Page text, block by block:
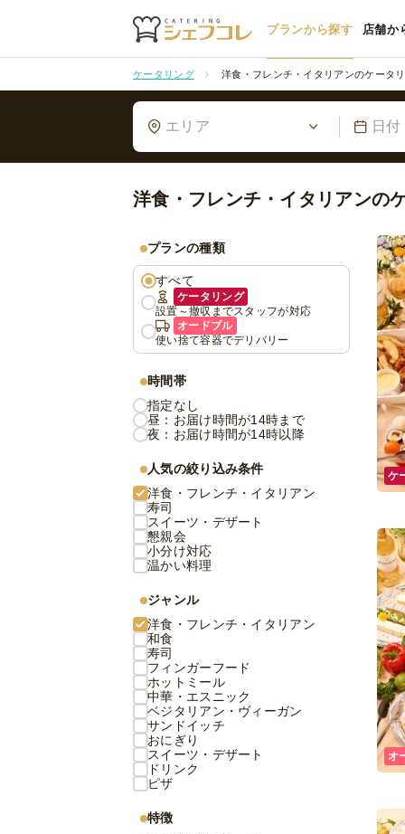
プランから探す 店舗か
ケータリング 洋食・フレンチ・イタリアンのケータ
エリア 日付
洋食・フレンチ・イタリアンの
ケ
オ
プランの種類
すべて
ケータリング
設置～撤収までスタッフが対応
オードブル
使い捨て容器でデリバリー
時間帯
指定なし
昼：お届け時間が14時まで
夜：お届け時間が14時以降
人気の絞り込み条件
洋食・フレンチ・イタリアン
寿司
スイーツ・デザート
懇親会
小分け対応
温かい料理
ジャンル
洋食・フレンチ・イタリアン
和食
寿司
フィンガーフード
ホットミール
中華・エスニック
ベジタリアン・ヴィーガン
サンドイッチ
おにぎり
スイーツ・デザート
ドリンク
ピザ
特徴